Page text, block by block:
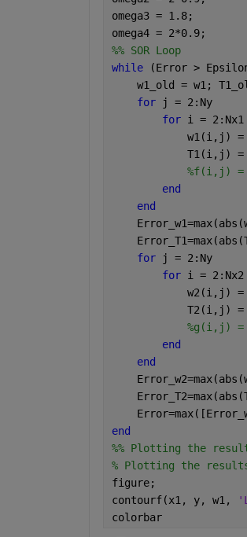
%% SOR Loop
while
(Error >
w1_old = w1;
for
j = 2:Ny
for i = 2:Nx1
w1(i,j)
T1(i,j)
%f(i,j) =
end
end
for
j = 2:Ny
for i = 2:Nx2
w2(i,j)
T2(i,j)
%g(i,j)
end
end
end
%% Plotting the
% Plotting the
figure;
contourf(x1, y, w1,
colorbar